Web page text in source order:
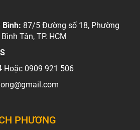
Bình: 87/5 Đường số 18, Phường
Tân, TP. HCM
Hoặc 0909 921 506
PHƯƠNG